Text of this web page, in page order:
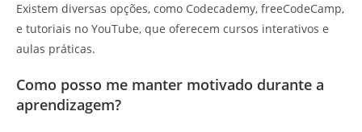
Existem diversas opções, como Codecademy, freeCodeCamp,
e tutoriais no YouTube, que oferecem cursos interativos e
aulas práticas.
Como posso me manter motivado durante a
aprendizagem?